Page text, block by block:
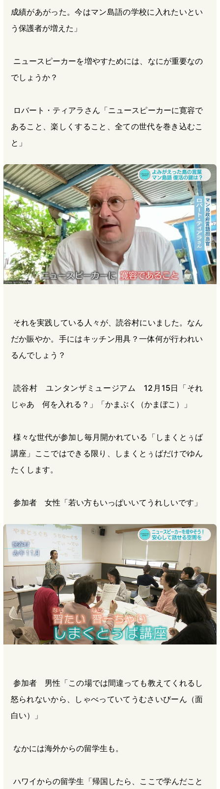
成績があがった。今はマン島語の学校に入れたいとい
う保護者が増えた」
ニュースピーカーを増やすためには、なにが重要なの
でしょうか？
ロバート・ティアラさん「ニュースピーカーに寛容で
あること、楽しくすること、全ての世代を巻き込むこ
と」
それを実践している人々が、読谷村にいました。なん
だか賑やか。手にはキッチン用具？一体何が行われい
るんでしょう？
読谷村 ユンタンザミュージアム 12月15日「それ
じゃあ 何を入れる？」「かまぶく（かまぼこ）」
様々な世代が参加し毎月開かれている「しまくとぅば
講座」ここではできる限り、しまくとぅばだけでゆん
たくします。
参加者 女性「若い方もいっぱいいてうれしいです」
参加者 男性「この場では間違っても教えてくれるし
怒られないから、しゃべっていてうむさいびーん（面
白い）」
なかには海外からの留学生も。
ハワイからの留学生「帰国したら、ここで学んだこと